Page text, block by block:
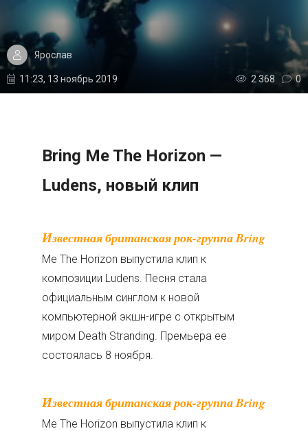
Ярослав
11:23, 13 ноябрь 2019 2 368 0
Bring Me The Horizon —
Ludens, новый клип
Известная британская рок-группа Bring
Me The Horizon выпустила клип к
композиции Ludens. Песня стала
официальным синглом к новой
компьютерной экшн-игре с открытым
миром Death Stranding. Премьера ее
состоялась 8 ноября.
Известная британская рок-группа Bring
Me The Horizon выпустила клип к